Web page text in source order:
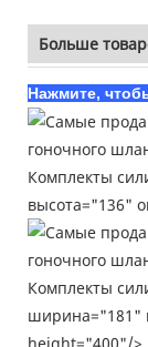
Больше
Нажмите,
Комплекты
высота="136"
Комплекты
ширина="181"